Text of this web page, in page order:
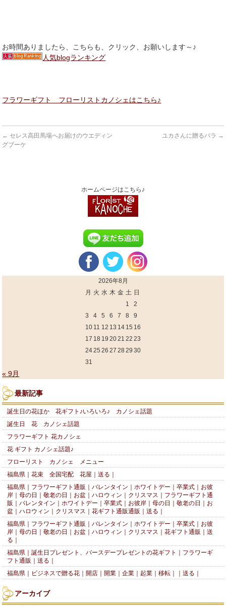
お時間ありましたら、こちらも、クリック、お願いします～♪
人気blogランキング
フラワーギフト フローリストカノシェはこちら♪
← セレス高田馬場へお届けのウエディン
グブーケ
ユカさんに贈るバラ →
ホームページはこちら♪
2026年8月
月 火 水 木 金 土 日
1
2
3
4 5 6 7 8
9
10 11 12 13 14 15 16
17 18 19 2021 22 23
2425 26 27 28 29 30
31
« 9月
最新記事
誕生日の花ほか 花ギフト♪いろいろ♪ カノシェ話題
誕生日 花 カノシェ話題
フラワーギフト 花カノシェ
花 ギフト カノシェ話題♪
フローリスト カノシェ メニュー
福島県｜花束 全国宅配 花屋｜送る｜
福島県｜フラワーギフト通販｜バレンタイン｜ホワイトデー｜卒業式｜お彼
岸｜母の日｜敬老の日｜お盆｜ハロウィン｜クリスマス｜フラワーギフト通
販｜バレンタイン｜ホワイトデー｜卒業式｜お彼岸｜母の日｜敬老の日｜お
盆｜ハロウィン｜クリスマス｜花ギフト通販通販｜送る｜
福島県｜フラワーギフト通販｜バレンタイン｜ホワイトデー｜卒業式｜お彼
岸｜母の日｜敬老の日｜お盆｜ハロウィン｜クリスマス｜花ギフト通販｜送
る｜
福島県｜誕生日プレゼント、バースデープレゼントの花ギフト｜フラワーギ
フト通販｜送る｜
福島県｜ビジネスで贈る花｜開店｜開業｜企業｜起業｜移転｜｜送る｜
アーカイブ